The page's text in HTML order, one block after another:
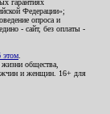
гарантиях
Федерации»;
опроса и
- сайт, без оплаты -
этом
общества,
и женщин. 16+ для